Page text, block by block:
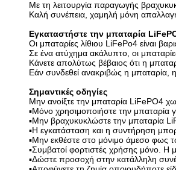
Με τη λειτουργία παραγωγής
Καλή συνέπεια, χαμηλή μόνη
Εγκαταστήστε την μπαταρία
Οι μπαταρίες λίθιου LiFePo4 είναι
Σε ένα ατύχημα ακάλυπτο, οι
Κάνετε απολύτως βέβαιος ότι η
Εάν συνδεθεί ανακριβώς η μπαταρία,
Σημαντικές οδηγίες
Μην ανοίξτε την μπαταρία LiFePO4
▪Μόνο χρησιμοποιήστε την μπαταρία
▪Μην βραχυκυκλώστε την μπαταρία
▪Η εγκατάσταση και η συντήρηση
▪Μην εκθέστε στο μόνιμο άμεσο φως
▪Συμβατοί φορτιστές χρήσης μόνο. Η
▪Δώστε προσοχή στην κατάλληλη